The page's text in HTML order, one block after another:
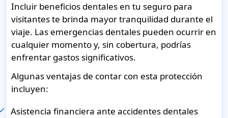
Incluir beneficios dentales en tu seguro para
visitantes te brinda mayor tranquilidad durante el
viaje. Las emergencias dentales pueden ocurrir en
cualquier momento y, sin cobertura, podrías
enfrentar gastos significativos.
Algunas ventajas de contar con esta protección
incluyen:
Asistencia financiera ante accidentes dentales